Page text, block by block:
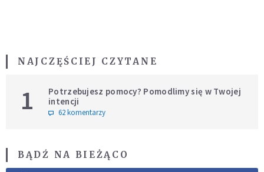
NAJCZĘŚCIEJ CZYTANE
1
Potrzebujesz pomocy? Pomodlimy się w Twojej
intencji
62 komentarzy
BĄDŹ NA BIEŻĄCO